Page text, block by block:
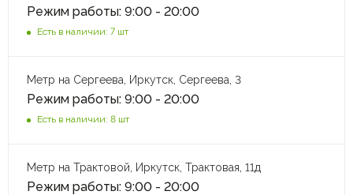
Режим работы: 9:00 - 20:00
Есть в наличии: 7 шт
Метр на Сергеева, Иркутск, Сергеева, 3
Режим работы: 9:00 - 20:00
Есть в наличии: 8 шт
Метр на Трактовой, Иркутск, Трактовая, 11д
Режим работы: 9:00 - 20:00